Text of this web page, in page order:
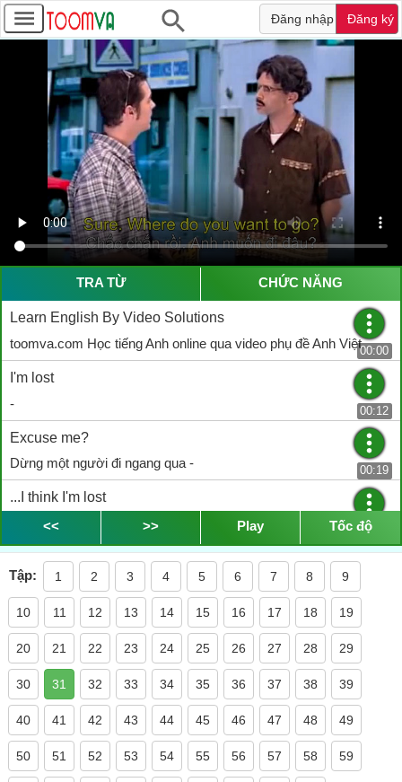
Đăng nhập Đăng ký
TRA TỪ CHỨC NĂNG
Learn English By Video Solutions
toomva.com Học tiếng Anh online qua video phụ đề Anh Việt00:00
I'm lost
-
00:12
Excuse me?
Dừng một người đi ngang qua -
00:19
...I think I'm lost
- Tôi bị lạc
00:22
...can you help me?
Tôi bị lạc
00:24
Sure. Where do you want to go?
Xin lỗi
I'm trying to get back to my hotel
Tôi nghĩ là tôi bị lạc rồi
00:29
...I'mstaying at the four seasons.
anh có thể giúp tôi không?
00:32
<< >> Play Tốc độ
Tập: 1 2 3 4 5 6 7 8 9
10 11 12 13 14 15 16 17 18 19
20 21 22 23 24 25 26 27 28 29
30 31 32 33 34 35 36 37 38 39
40 41 42 43 44 45 46 47 48 49
50 51 52 53 54 55 56 57 58 59